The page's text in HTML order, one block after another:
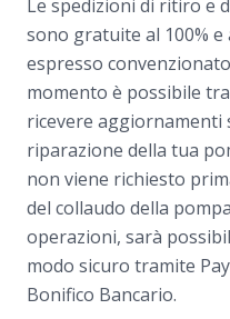
Le spedizioni di ritiro e
sono gratuite al 100%
espresso
momento è possibile
ricevere aggiornamenti
riparazione della tua
non viene richiesto
del collaudo della
operazioni, sarà
modo sicuro tramite
Bonifico Bancario.